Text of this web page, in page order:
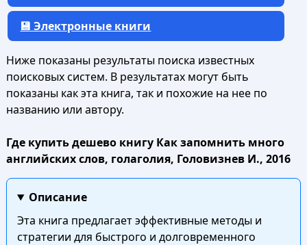
💾 Электронные книги
Ниже показаны результаты поиска известных
поисковых систем. В результатах могут быть
показаны как эта книга, так и похожие на нее по
названию или автору.
Где купить дешево книгу Как запомнить много
английских слов, голаголия, Головизнев И., 2016
Описание
Эта книга предлагает эффективные методы и
стратегии для быстрого и долговременного